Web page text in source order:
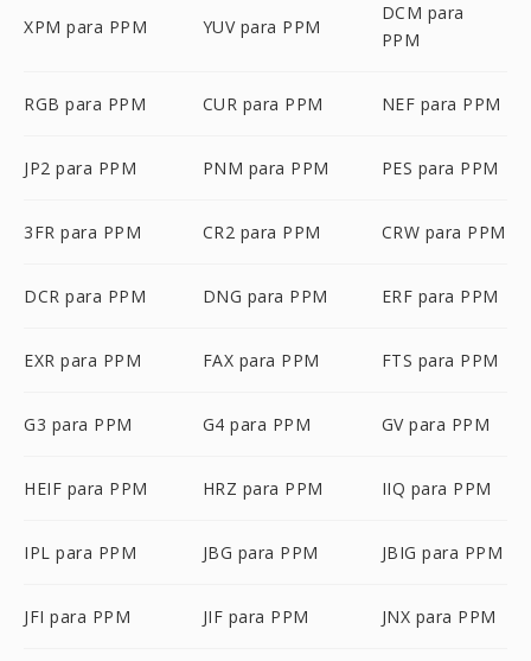
XPM para PPM YUV para PPM
DCM para
PPM
RGB para PPM CUR para PPM NEF para PPM
JP2 para PPM PNM para PPM PES para PPM
3FR para PPM CR2 para PPM CRW para PPM
DCR para PPM DNG para PPM ERF para PPM
EXR para PPM FAX para PPM FTS para PPM
G3 para PPM G4 para PPM GV para PPM
HEIF para PPM HRZ para PPM IIQ para PPM
IPL para PPM JBG para PPM JBIG para PPM
JFI para PPM JIF para PPM JNX para PPM